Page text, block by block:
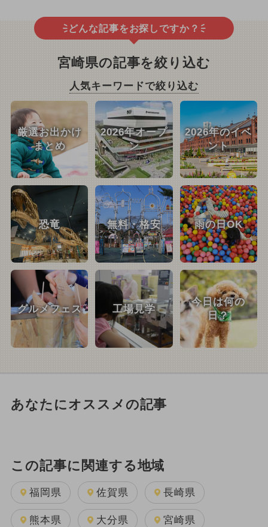
どんな記事をお探しですか？
宮崎県の記事を絞り込む
人気キーワードで絞り込む
厳選お出かけ
まとめ
2026年オープ
ン
2026年のイベ
ント
恐竜 無料・格安 雨の日OK
グルメフェス 工場見学
今日は何の
日？
あなたにオススメの記事
この記事に関連する地域
福岡県 佐賀県 長崎県
熊本県 大分県 宮崎県